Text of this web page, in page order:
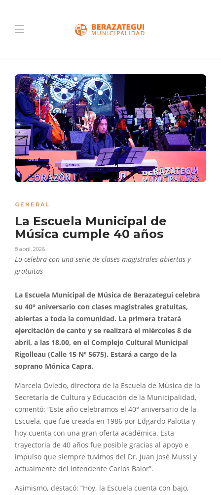
GENERAL
La Escuela Municipal de
Música cumple 40 años
8 abril, 2026
Lo celebra con una serie de clases magistrales abiertas y
gratuitas
La Escuela Municipal de Música de Berazategui celebra
su 40° aniversario con clases magistrales gratuitas,
abiertas a toda la comunidad. La primera tratará
ejercitación de canto y se realizará el miércoles 8 de
abril, a las 18.00, en el Complejo Cultural Municipal
Rigolleau (Calle 15 Nº 5675). Estará a cargo de la
soprano Mónica Capra.
Marcela Oviedo, directora de la Escuela de Música de la
Secretaría de Cultura y Educación de la Municipalidad,
comentó: “Este año celebramos el 40° aniversario de la
Escuela, que fue creada en 1986 por Edgardo Palotta y
hoy cuenta con una gran oferta académica. Esta
trayectoria de 40 años fue posible gracias al apoyo e
impulso que siempre tuvimos del Dr. Juan José Mussi y
actualmente del intendente Carlos Balor”.
Asimismo, destacó: “Hoy, la Escuela cuenta con bajo,